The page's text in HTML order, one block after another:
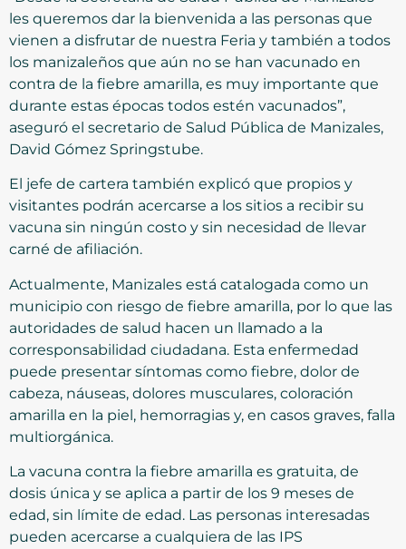
les queremos dar la bienvenida a las personas que
vienen a disfrutar de nuestra Feria y también a todos
los manizaleños que aún no se han vacunado en
contra de la fiebre amarilla, es muy importante que
durante estas épocas todos estén vacunados”,
aseguró el secretario de Salud Pública de Manizales,
David Gómez Springstube.
El jefe de cartera también explicó que propios y
visitantes podrán acercarse a los sitios a recibir su
vacuna sin ningún costo y sin necesidad de llevar
carné de afiliación.
Actualmente, Manizales está catalogada como un
municipio con riesgo de fiebre amarilla, por lo que las
autoridades de salud hacen un llamado a la
corresponsabilidad ciudadana. Esta enfermedad
puede presentar síntomas como fiebre, dolor de
cabeza, náuseas, dolores musculares, coloración
amarilla en la piel, hemorragias y, en casos graves, falla
multiorgánica.
La vacuna contra la fiebre amarilla es gratuita, de
dosis única y se aplica a partir de los 9 meses de
edad, sin límite de edad. Las personas interesadas
pueden acercarse a cualquiera de las IPS